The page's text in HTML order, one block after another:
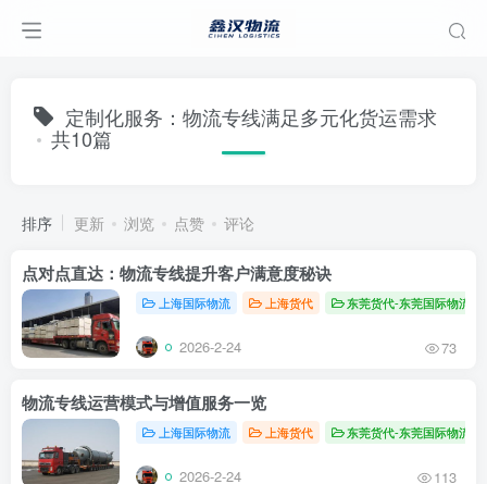
定制化服务：物流专线满足多元化货运需求
共10篇
排序 更新 浏览 点赞 评论
点对点直达：物流专线提升客户满意度秘诀
上海国际物流 上海货代 东莞货代-东莞国际物流
2026-2-24 73
物流专线运营模式与增值服务一览
上海国际物流 上海货代 东莞货代-东莞国际物流
2026-2-24 113